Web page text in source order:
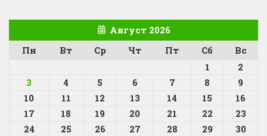
Август 2026
Пн
Вт Ср Чт Пт Сб
Вс
1
2
3
4 5 6 7 8
9
10
11 12 13 14 15
16
17
18 19 20 21 22
23
24
25 26 27 28 29
30